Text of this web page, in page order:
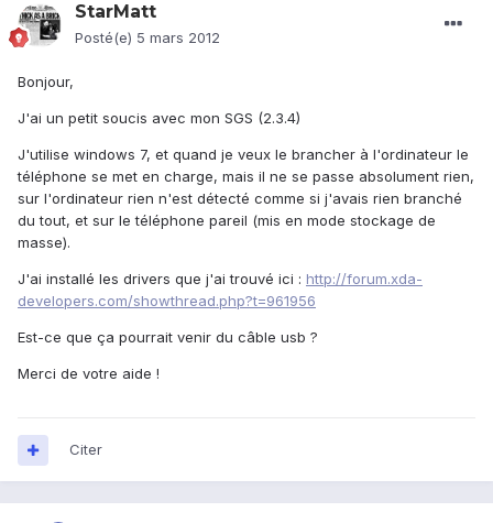
StarMatt
Posté(e) 5 mars 2012
Bonjour,
J'ai un petit soucis avec mon SGS (2.3.4)
J'utilise windows 7, et quand je veux le brancher à l'ordinateur le
téléphone se met en charge, mais il ne se passe absolument rien,
sur l'ordinateur rien n'est détecté comme si j'avais rien branché
du tout, et sur le téléphone pareil (mis en mode stockage de
masse).
J'ai installé les drivers que j'ai trouvé ici : http://forum.xda-
developers.com/showthread.php?t=961956
Est-ce que ça pourrait venir du câble usb ?
Merci de votre aide !
Citer